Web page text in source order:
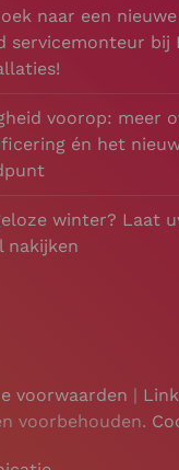
naar een
servicemonteur bij
voorop: meer
én het
winter? Laat
nakijken
voorwaarden
voorbehouden.